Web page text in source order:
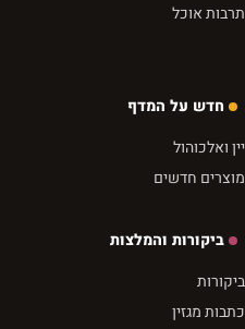
תרבות אוכל
חדש על המדף
יין ואלכוהול
מוצרים חדשים
ביקורות והמלצות
ביקורות
כתבות מגזין